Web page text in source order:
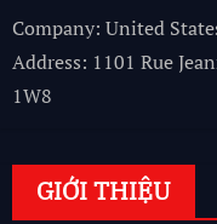
Company: United
Address: 1101 Rue
1W8
GIỚI THIỆU